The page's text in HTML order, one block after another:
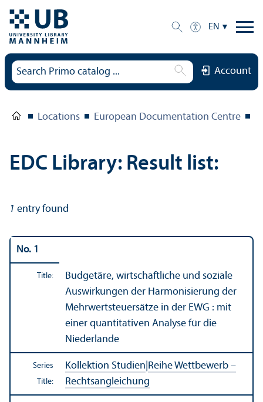
EN
Account
Locations European Documentation Centre
EDC Library: Result list:
1 entry found
No. 1
Title:
Budgetäre, wirtschaftliche und soziale
Auswirkungen der Harmonisierung der
Mehrwertsteuersätze in der EWG : mit
einer quantitativen Analyse für die
Niederlande
Series
Title:
Kollektion Studien Reihe Wettbewerb –
Rechtsangleichung